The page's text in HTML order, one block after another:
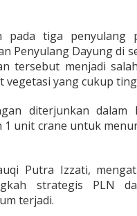
pada tiga penyulang
Penyulang Dayung di
tersebut menjadi
yang cukup
diterjunkan dalam
unit crane untuk
Putra Izzati,
strategis PLN
terjadi.